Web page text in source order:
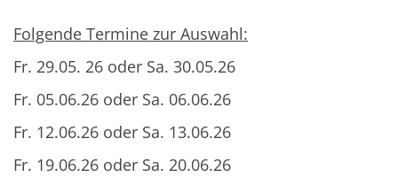
Folgende Termine zur Auswahl:
Fr. 29.05. 26 oder Sa. 30.05.26
Fr. 05.06.26 oder Sa. 06.06.26
Fr. 12.06.26 oder Sa. 13.06.26
Fr. 19.06.26 oder Sa. 20.06.26